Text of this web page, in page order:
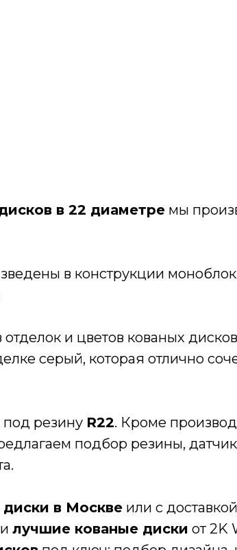
в 22 диаметре мы
в конструкции
и цветов кованых
серый, которая отлично
под резину R22. Кроме
подбор резины,
диски в Москве или с
лучшие кованые диски от 2K